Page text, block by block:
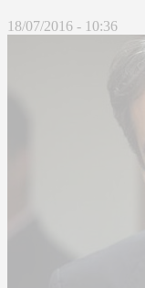
18/07/2016 - 10:36